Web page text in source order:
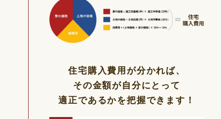
住宅購入費用が分かれば、
その金額が自分にとって
適正であるかを把握できます！